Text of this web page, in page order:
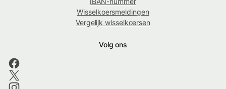
Wisselkoersmeldingen
Vergelijk wisselkoersen
Volg ons